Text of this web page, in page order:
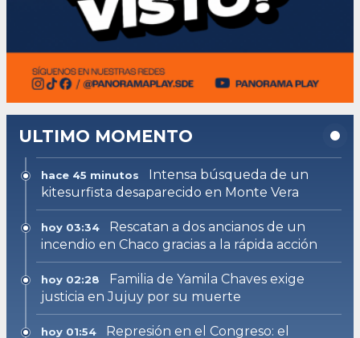
ULTIMO MOMENTO
hace 45 minutos
Intensa búsqueda de un
kitesurfista desaparecido en Monte Vera
hoy 03:34
Rescatan a dos ancianos de un
incendio en Chaco gracias a la rápida acción
hoy 02:28
Familia de Yamila Chaves exige
justicia en Jujuy por su muerte
hoy 01:54
Represión en el Congreso: el